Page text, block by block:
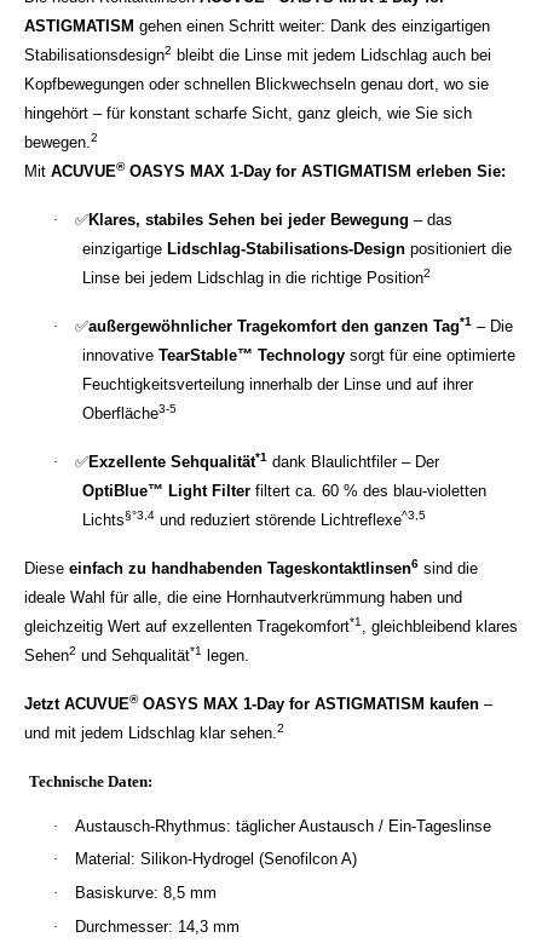
ASTIGMATISM gehen einen Schritt weiter: Dank des einzigartigen
Stabilisationsdesign2 bleibt die Linse mit jedem Lidschlag auch bei
Kopfbewegungen oder schnellen Blickwechseln genau dort, wo sie
hingehört – für konstant scharfe Sicht, ganz gleich, wie Sie sich
bewegen. 2
Mit ACUVUE®OASYS MAX 1-Day for ASTIGMATISM erleben Sie:
· ✅Klares, stabiles Sehen bei jeder Bewegung – das
einzigartige Lidschlag-Stabilisations-Design positioniert die
Linse bei jedem Lidschlag in die richtige Position2
· ✅außergewöhnlicher Tragekomfort den ganzen Tag*1 – Die
innovative TearStable™ Technology sorgt für eine optimierte
Feuchtigkeitsverteilung innerhalb der Linse und auf ihrer
Oberfläche3-5
· ✅Exzellente Sehqualität*1 dank Blaulichtfiler – Der
OptiBlue™ Light Filter filtert ca. 60 % des blau-violetten
Lichts§°3,4 und reduziert störende Lichtreflexe^3,5
Diese einfach zu handhabenden Tageskontaktlinsen6 sind die
ideale Wahl für alle, die eine Hornhautverkrümmung haben und
gleichzeitig Wert auf exzellenten Tragekomfort*1
, gleichbleibend klares
Sehen2 und Sehqualität*1 legen.
Jetzt ACUVUE®OASYS MAX 1-Day for ASTIGMATISM kaufen –
und mit jedem Lidschlag klar sehen. 2
Technische Daten:
·
Austausch-Rhythmus: täglicher Austausch / Ein-Tageslinse
·
Material: Silikon-Hydrogel (Senofilcon A)
·
Basiskurve: 8,5 mm
·
Durchmesser: 14,3 mm